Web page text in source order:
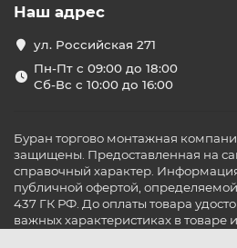
Наш адрес
ул. Российская 271
Пн-Пт с 09:00 до 18:00
Сб-Вс с 10:00 до 16:00
Буран торгово монтажная
защищены. Предоставленная на
справочный характер.
публичной офертой,
437 ГК РФ. До оплаты товара
важных характеристиках в товаре